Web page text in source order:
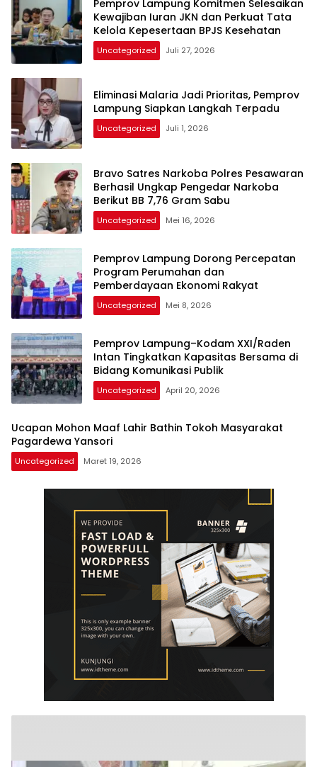
Pemprov Lampung Komitmen Selesaikan
Kewajiban Iuran JKN dan Perkuat Tata
Kelola Kepesertaan BPJS Kesehatan
Uncategorized Juli 27, 2026
Eliminasi Malaria Jadi Prioritas, Pemprov
Lampung Siapkan Langkah Terpadu
Uncategorized Juli 1, 2026
Bravo Satres Narkoba Polres Pesawaran
Berhasil Ungkap Pengedar Narkoba
Berikut BB 7,76 Gram Sabu
Uncategorized Mei 16, 2026
Pemprov Lampung Dorong Percepatan
Program Perumahan dan
Pemberdayaan Ekonomi Rakyat
Uncategorized Mei 8, 2026
Pemprov Lampung–Kodam XXI/Raden
Intan Tingkatkan Kapasitas Bersama di
Bidang Komunikasi Publik
Uncategorized April 20, 2026
Ucapan Mohon Maaf Lahir Bathin Tokoh Masyarakat
Pagardewa Yansori
Uncategorized Maret 19, 2026